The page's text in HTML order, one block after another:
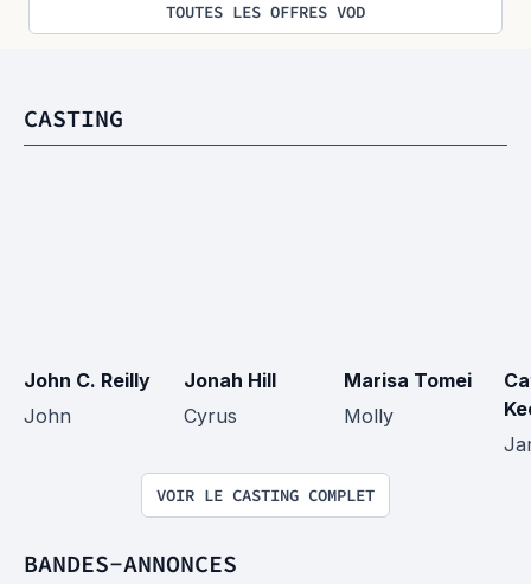
TOUTES LES OFFRES VOD
CASTING
John C. Reilly
John
Jonah Hill
Cyrus
Marisa Tomei
Molly
VOIR LE CASTING COMPLET
BANDES-ANNONCES